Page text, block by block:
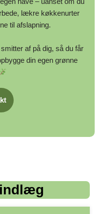
lækre køkkenurter
til afslapning.
af på dig, så du får
din egen grønne